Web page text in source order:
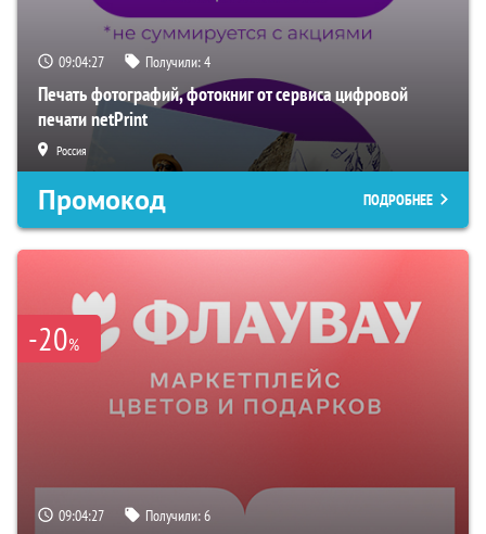
09:04:26 Получили:4
Печать фотографий, фотокниг от сервиса цифровой
печати netPrint
Россия
Промокод ПОДРОБНЕЕ
-20%
09:04:26 Получили:6